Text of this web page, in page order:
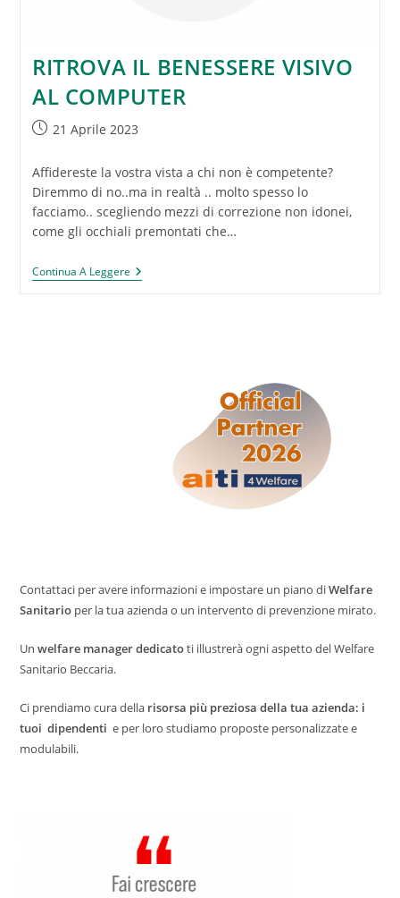
RITROVA IL BENESSERE VISIVO
AL COMPUTER
Articolo21 Aprile 2023
Affidereste la vostra vista a chi non è competente?
Diremmo di no..ma in realtà .. molto spesso lo
facciamo.. scegliendo mezzi di correzione non idonei,
come gli occhiali premontati che…
Continua A LeggereRITROVA
IL
Contattaci per avere informazioni e impostare un piano diWelfare
Sanitario per la tua azienda o un intervento di prevenzione mirato.
Unwelfare manager dedicatoti illustrerà ogni aspetto del Welfare
Sanitario Beccaria.
Ci prendiamo cura della risorsa più preziosa della tua azienda: i
tuoi dipendenti e per loro studiamo proposte personalizzate e
modulabili.